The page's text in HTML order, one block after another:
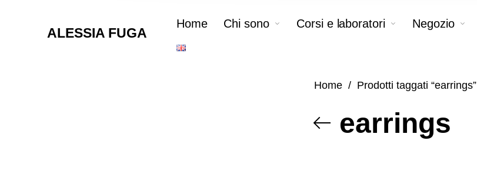
ALESSIA FUGA
Home Chi sono Corsi e laboratori Negozio
Home / Prodotti taggati “earrings”
earrings